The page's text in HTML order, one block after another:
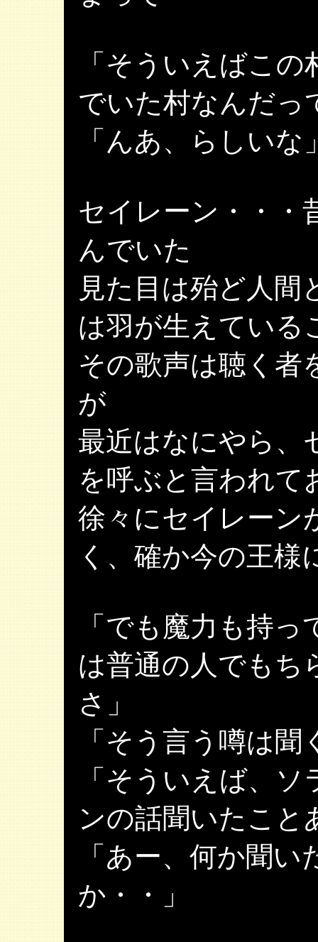
「そういえばこ
でいた村なんだっ
「んあ、らしいな
セイレーン・・・
んでいた
見た目は殆ど人間
は羽が生えている
その歌声は聴く者
が
最近はなにやら、
を呼ぶと言われて
徐々にセイレーン
く、確か今の王様
「でも魔力も持
は普通の人でもち
さ」
「そう言う噂は
「そういえば、
ンの話聞いたこと
「あー、何か聞
か・・」